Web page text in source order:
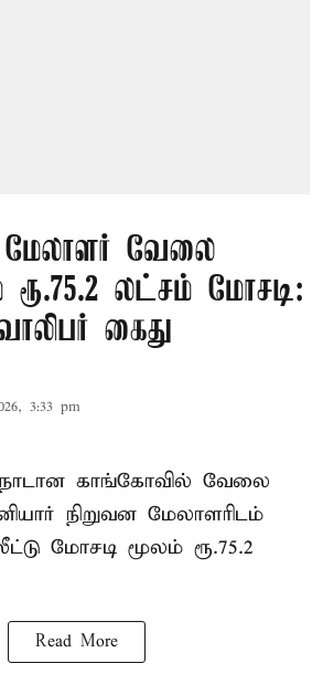
வேலை
லட்சம் மோசடி:
கைது
3:33 pm
காங்கோவில் வேலை
நிறுவன மேலாளரிடம்
மோசடி மூலம் ரூ.75.2
Read More